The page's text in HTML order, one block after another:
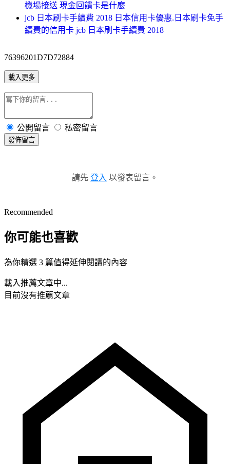
機場接送 現金回饋卡是什麼
jcb 日本刷卡手續費 2018 日本信用卡優惠.日本刷卡免手
續費的信用卡 jcb 日本刷卡手續費 2018
76396201D7D72884
載入更多
公開留言 私密留言
發佈留言
請先 登入 以發表留言。
Recommended
你可能也喜歡
為你精選 3 篇值得延伸閱讀的內容
載入推薦文章中...
目前沒有推薦文章